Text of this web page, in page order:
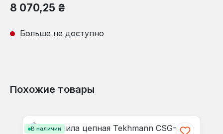
Обычная цена:
8 070,25 ₴
Больше не доступно
Похожие товары
В наличии